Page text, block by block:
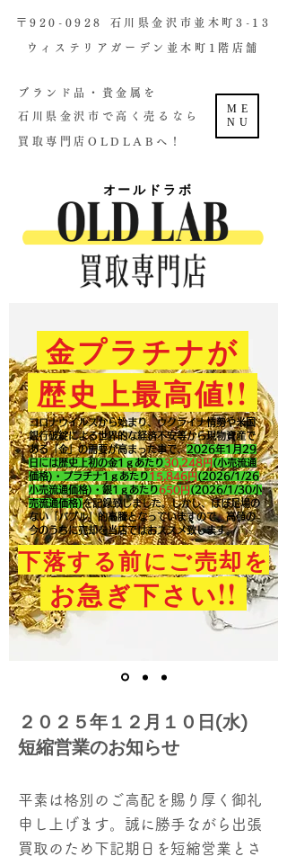
ME
NU
金プラチナが
歴史上最高値!!
コロナウイルスから始まり、ウクライナ情勢や米国
銀行破綻による世界的な経済不安等から現物資産で
ある「金」の需要が高まった事で、2026年1月29
日には歴史上初の金1ｇあたり30,248円 (小売流通
価格)・プラチナ1ｇあたり15,846円 (2026/1/26
小売流通価格)・銀1ｇあたり650円 (2026/1/30小
売流通価格)を記録致しました。​しかし、ほぼ足場の
ない「バブル」的高騰となっていますので、高値の
今のうちに売却を当店ではおススメ致します。
下落する前にご売却を
お急ぎ下さい!!
​〒920-0928 石川県金沢市並木町3-13
ウィステリアガーデン並木町1階店舗​
ブランド品・貴金属を
石川県金沢市で高く売るなら
買取専門店OLDLABへ！
オールドラボ
２０２５年１２月１０日(水)
短縮営業のお知らせ
平素は格別のご高配を賜り厚く御礼
申し上げます。誠に勝手ながら出張
買取のため下記期日を短縮営業とさ